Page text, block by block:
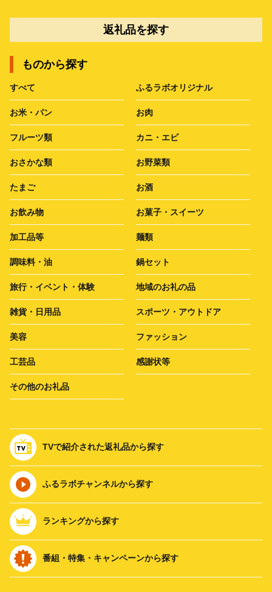
返礼品を探す
ものから探す
すべて ふるラボオリジナル
お米・パン お肉
フルーツ類 カニ・エビ
おさかな類 お野菜類
たまご お酒
お飲み物 お菓子・スイーツ
加工品等 麺類
調味料・油 鍋セット
旅行・イベント・体験 地域のお礼の品
雑貨・日用品 スポーツ・アウトドア
美容 ファッション
工芸品 感謝状等
その他のお礼品
TVで紹介された返礼品から探す
ふるラボチャンネルから探す
ランキングから探す
番組・特集・キャンペーンから探す